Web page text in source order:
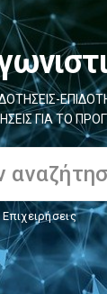
ΓΙΑ ΤΟ
Επιχειρήσεις